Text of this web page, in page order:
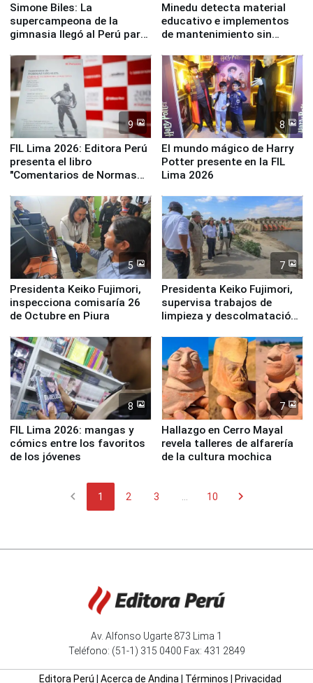
Simone Biles: La
supercampeona de la
gimnasia llegó al Perú para
Panamericanos Lima 2027
Minedu detecta material
educativo e implementos
de mantenimiento sin
la UGEL 2
9
FIL Lima 2026: Editora Perú
presenta el libro
"Comentarios de Normas
Derecho Colectivo"
8
El mundo mágico de Harry
Potter presente en la FIL
Lima 2026
5
Presidenta Keiko Fujimori,
inspecciona comisaría 26
de Octubre en Piura
7
Presidenta Keiko Fujimori,
supervisa trabajos de
limpieza y descolmatación
8
FIL Lima 2026: mangas y
cómics entre los favoritos
de los jóvenes
7
Hallazgo en Cerro Mayal
revela talleres de alfarería
de la cultura mochica
chevron_left 1 2 3 10 chevron_right
Av. Alfonso Ugarte 873 Lima 1
Teléfono: (51-1) 315 0400 Fax: 431 2849
Editora Perú Acerca de Andina| Términos Privacidad